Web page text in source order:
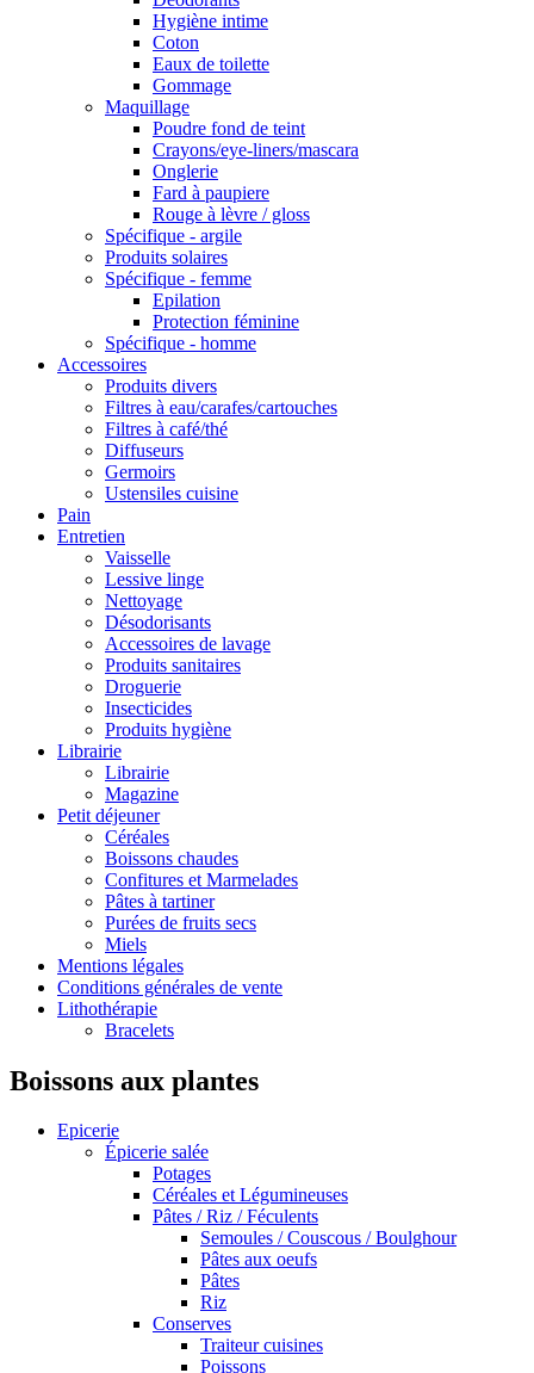
Hygiène intime
Coton
Eaux de toilette
Gommage
Maquillage
Poudre fond de teint
Crayons/eye-liners/mascara
Onglerie
Fard à paupiere
Rouge à lèvre / gloss
Spécifique - argile
Produits solaires
Spécifique - femme
Epilation
Protection féminine
Spécifique - homme
Accessoires
Produits divers
Filtres à eau/carafes/cartouches
Filtres à café/thé
Diffuseurs
Germoirs
Ustensiles cuisine
Pain
Entretien
Vaisselle
Lessive linge
Nettoyage
Désodorisants
Accessoires de lavage
Produits sanitaires
Droguerie
Insecticides
Produits hygiène
Librairie
Librairie
Magazine
Petit déjeuner
Céréales
Boissons chaudes
Confitures et Marmelades
Pâtes à tartiner
Purées de fruits secs
Miels
Mentions légales
Conditions générales de vente
Lithothérapie
Bracelets
Boissons aux plantes
Epicerie
Épicerie salée
Potages
Céréales et Légumineuses
Pâtes / Riz / Féculents
Semoules / Couscous / Boulghour
Pâtes aux oeufs
Pâtes
Riz
Conserves
Traiteur cuisines
Poissons